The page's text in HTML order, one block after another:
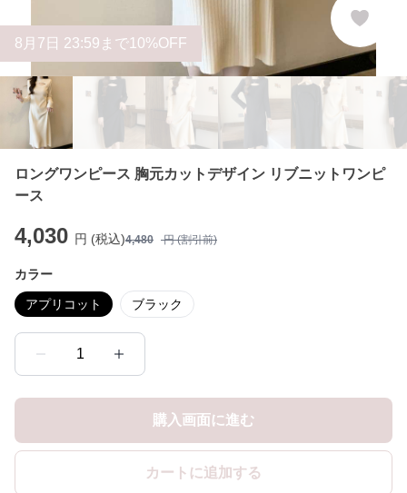
8 月 7 日 23:59まで10%OFF
ロングワンピース 胸元カットデザイン リブニットワンピ
ース
4,030 円 (税込)4,480 円 (割引前)
カラー
アプリコット ブラック
1
購入画面に進む
カートに追加する